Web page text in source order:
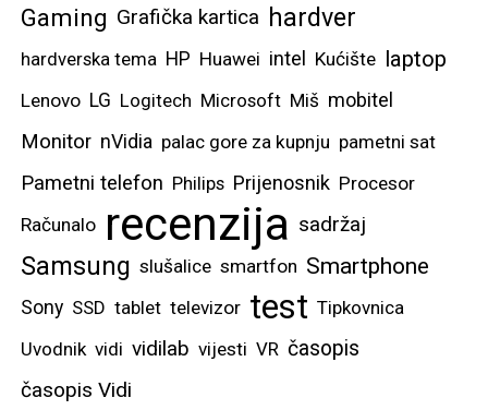
Gaming Grafička kartica hardver
hardverska tema HP Huawei intel Kućište laptop
Lenovo LG Logitech Microsoft Miš mobitel
Monitor nVidia palac gore za kupnju pametni sat
Pametni telefon Philips Prijenosnik Procesor
Računalo recenzija sadržaj
Samsung slušalice smartfon Smartphone
Sony SSD tablet televizor test Tipkovnica
Uvodnik vidi vidilab vijesti VR časopis
časopis Vidi